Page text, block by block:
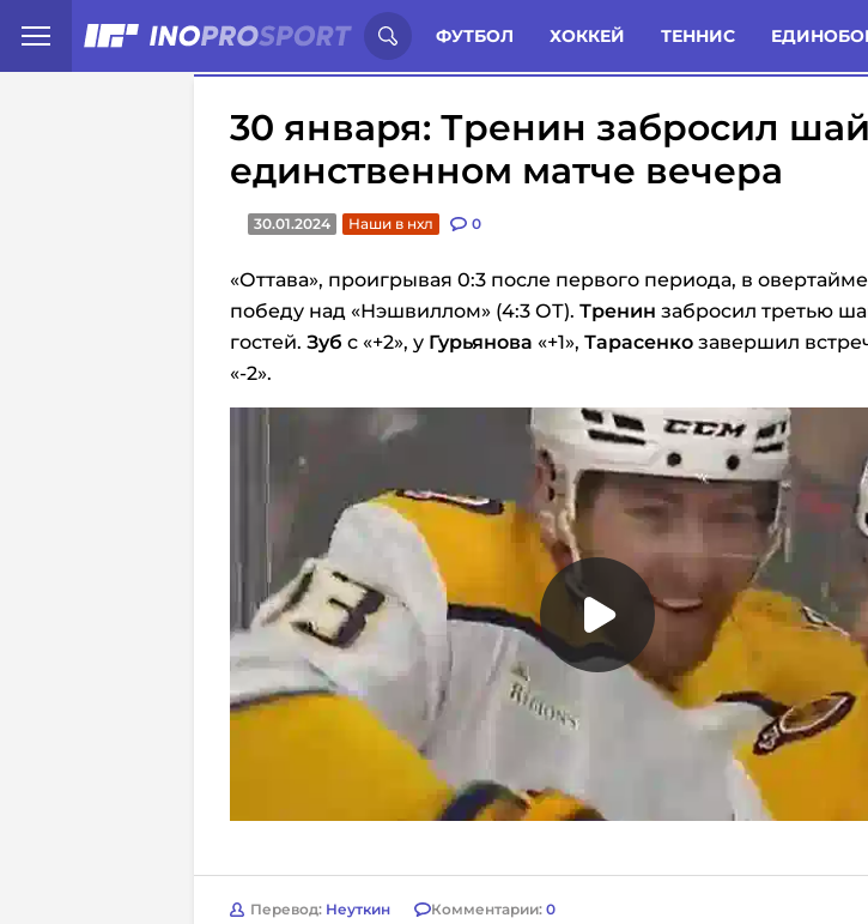
ФУТБОЛ ХОККЕЙ ТЕННИС
Иностранцы о спорте России: Статьи Комменты Новости
30 января: Тренин забросил
единственном матче вечера
30.01.2024 Наши в нхл 0
«Оттава», проигрывая 0:3 после первого периода, в
победу над «Нэшвиллом» (4:3 ОТ). Тренин забросил третью
гостей. Зуб с «+2», у Гурьянова «+1», Тарасенко завершил
«-2».
Перевод: Неуткин Комментарии: 0